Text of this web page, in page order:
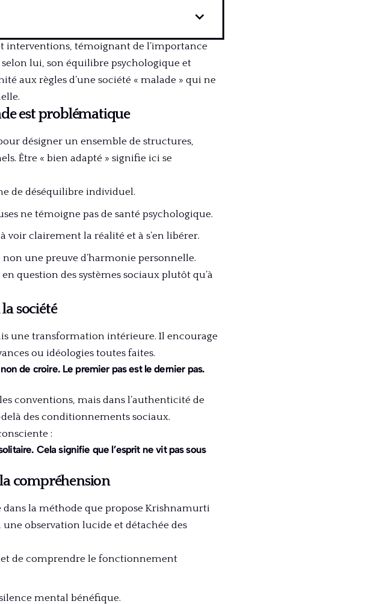
interventions, témoignant de l’importance
lui, son équilibre psychologique et
aux règles d’une société « malade » qui ne
est problématique
désigner un ensemble de structures,
Être « bien adapté » signifie ici se
de déséquilibre individuel.
ne témoigne pas de santé psychologique.
voir clairement la réalité et à s’en libérer.
une preuve d’harmonie personnelle.
question des systèmes sociaux plutôt qu’à
société
une transformation intérieure. Il encourage
ou idéologies toutes faites.
de croire. Le premier pas est le dernier pas.
conventions, mais dans l’authenticité de
des conditionnements sociaux.
:
Cela signifie que l’esprit ne vit pas sous
compréhension
la méthode que propose Krishnamurti
observation lucide et détachée des
de comprendre le fonctionnement
mental bénéfique.